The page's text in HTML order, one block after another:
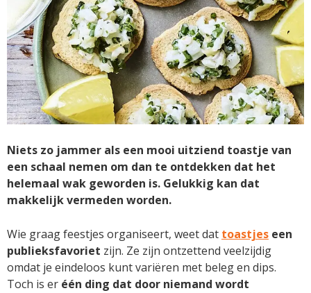
Niets zo jammer als een mooi uitziend toastje van
een schaal nemen om dan te ontdekken dat het
helemaal wak geworden is. Gelukkig kan dat
makkelijk vermeden worden.
Wie graag feestjes organiseert, weet dat toastjes een
publieksfavoriet zijn. Ze zijn ontzettend veelzijdig
omdat je eindeloos kunt variëren met beleg en dips.
Toch is er één ding dat door niemand wordt